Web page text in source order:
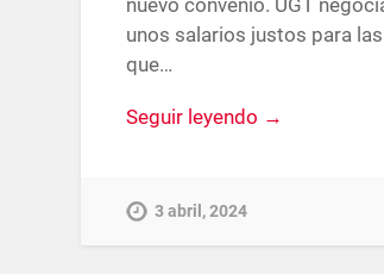
nuevo convenio. UGT
unos salarios justos para
que…
Seguir leyendo →
3 abril, 2024